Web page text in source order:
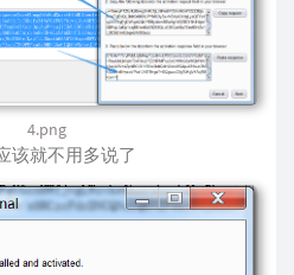
4.png
该就不用多说了